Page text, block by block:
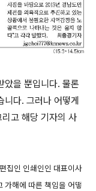
았을 뿐입니다. 물론
다. 그러나 어떻게
고 해당 기자의 사
집인 인쇄인인 대표이사
가해에 따른 책임을 어떻